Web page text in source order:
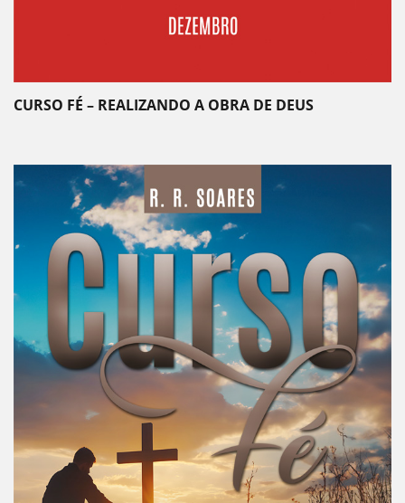
CURSO FÉ – REALIZANDO A OBRA DE DEUS